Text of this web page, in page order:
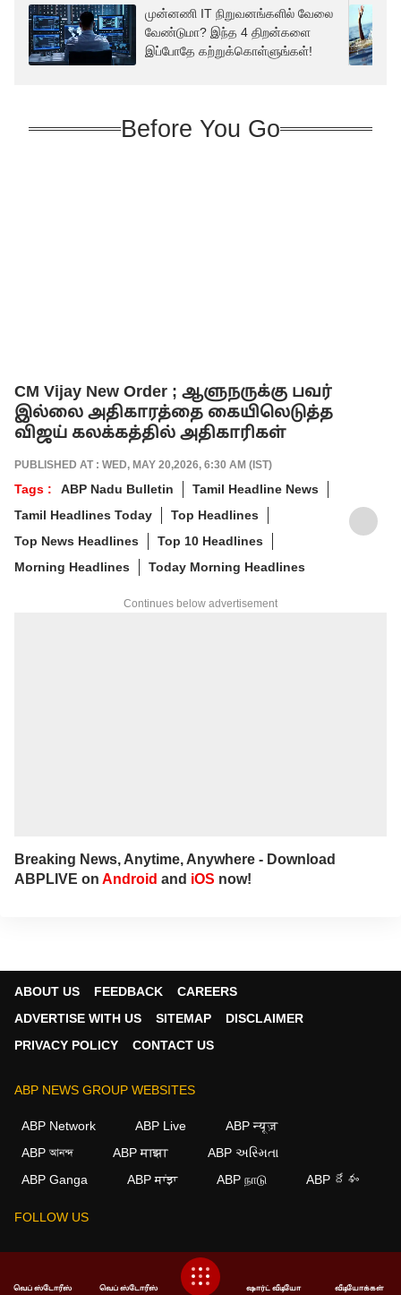
முன்னணி IT நிறுவனங்களில் வேலை
வேண்டுமா? இந்த 4 திறன்களை
இப்போதே கற்றுக்கொள்ளுங்கள்!
Before You Go
CM Vijay New Order ; ஆளுநருக்கு பவர்
இல்லை அதிகாரத்தை கையிலெடுத்த
விஜய் கலக்கத்தில் அதிகாரிகள்
PUBLISHED AT : WED, MAY 20,2026, 6:30 AM (IST)
Tags : ABP Nadu Bulletin
Tamil Headline News
Tamil Headlines Today
Top Headlines
Top News Headlines
Top 10 Headlines
Morning Headlines
Today Morning Headlines
Continues below advertisement
Breaking News, Anytime, Anywhere - Download
ABPLIVE on Android and iOS now!
ABOUT US FEEDBACK
CAREERS
ADVERTISE WITH US
SITEMAP
DISCLAIMER
PRIVACY POLICY
CONTACT US
ABP NEWS GROUP WEBSITES
ABP Network ABP Live
ABP न्यूज़
ABP আনন্দ
ABP माझा
ABP અસ્મિતા
ABP Ganga
ABP ਸਾਂਝਾ ABP நாடு ABP దేశం
FOLLOW US
This website follows theDNPA Code of Ethics.Copyright@2026.
வெப் ஸ்டோரீஸ் வெப் ஸ்டோரீஸ் ஷார்ட் வீடியோ வீடியோக்கள்
We use cookies to improve your experience, analyze
agree to our use of cookies.